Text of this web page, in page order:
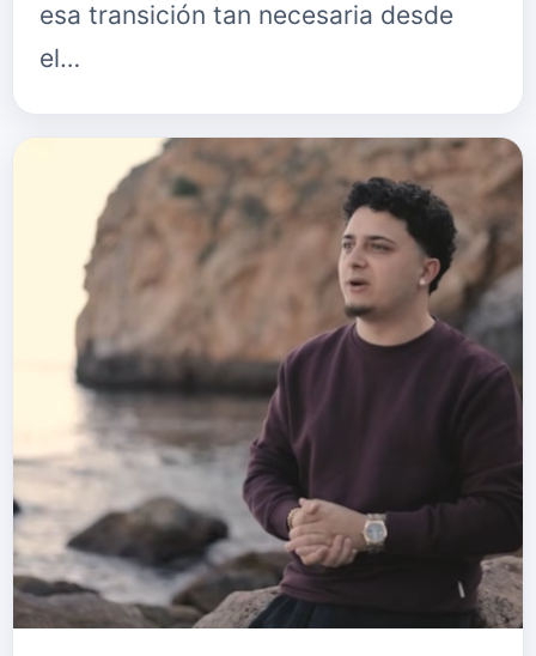
esa transición tan necesaria desde
el…